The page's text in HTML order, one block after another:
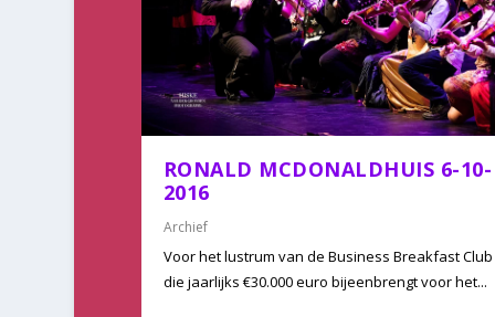
RONALD MCDONALDHUIS 6-10-
2016
Archief
Voor het lustrum van de Business Breakfast Club
die jaarlijks €30.000 euro bijeenbrengt voor het...